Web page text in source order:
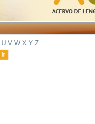
U V W X Y Z